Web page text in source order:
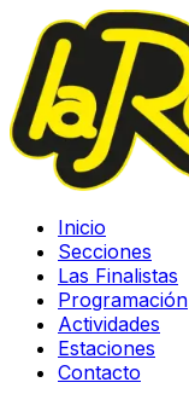
Inicio
Secciones
Las Finalistas
Programación
Actividades
Estaciones
Contacto